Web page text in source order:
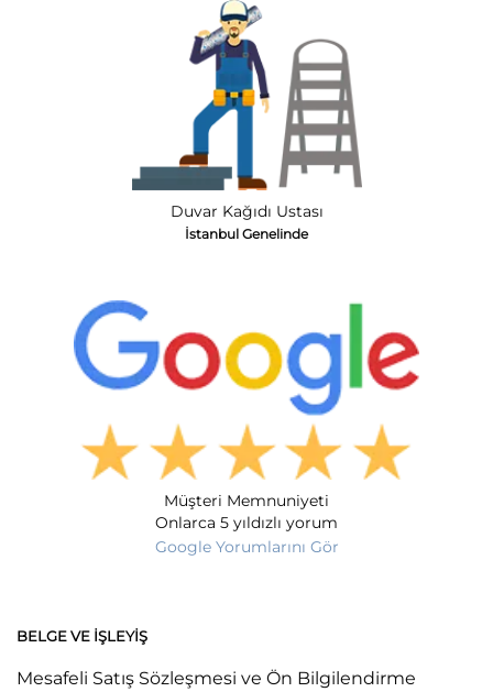
Duvar Kağıdı Ustası
İstanbul Genelinde
Müşteri Memnuniyeti
Onlarca 5 yıldızlı yorum
Google Yorumlarını Gör
BELGE VE İŞLEYIŞ
Mesafeli Satış Sözleşmesi ve Ön Bilgilendirme